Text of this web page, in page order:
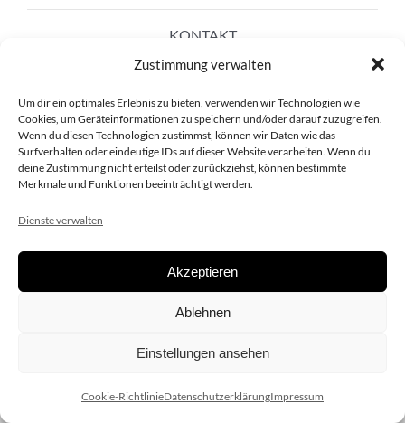
Zustimmung verwalten
Um dir ein optimales Erlebnis zu bieten, verwenden wir Technologien wie
Cookies, um Geräteinformationen zu speichern und/oder darauf zuzugreifen.
Wenn du diesen Technologien zustimmst, können wir Daten wie das
Surfverhalten oder eindeutige IDs auf dieser Website verarbeiten. Wenn du
deine Zustimmung nicht erteilst oder zurückziehst, können bestimmte
Merkmale und Funktionen beeinträchtigt werden.
Dienste verwalten
Akzeptieren
Ablehnen
Einstellungen ansehen
Cookie-RichtlinieDatenschutzerklärungImpressum
KONTAKT
Copyright 2020 dieSCHAUsteller.at |Datenschützerklärung|
| Design:www.ARGEntur.at